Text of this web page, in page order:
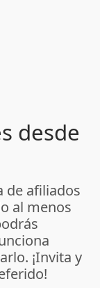
desde
de afiliados
al menos
¡Invita y